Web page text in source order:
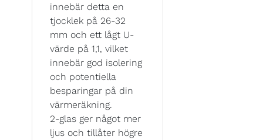
innebär detta en
tjocklek på 26-32
mm och ett lågt U-
värde på 1,1, vilket
innebär god isolering
och potentiella
besparingar på din
värmeräkning.
2-glas ger något mer
ljus och tillåter högre